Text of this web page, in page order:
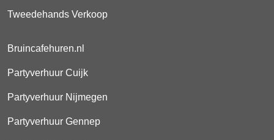
Tweedehands Verkoop
Bruincafehuren.nl
Partyverhuur Cuijk
Partyverhuur Nijmegen
Partyverhuur Gennep